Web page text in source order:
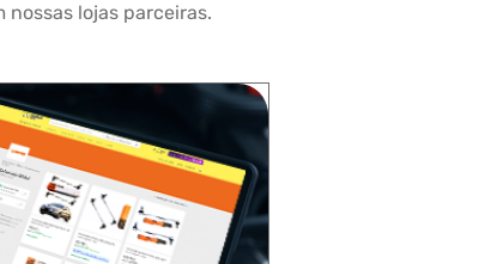
nossas lojas parceiras.